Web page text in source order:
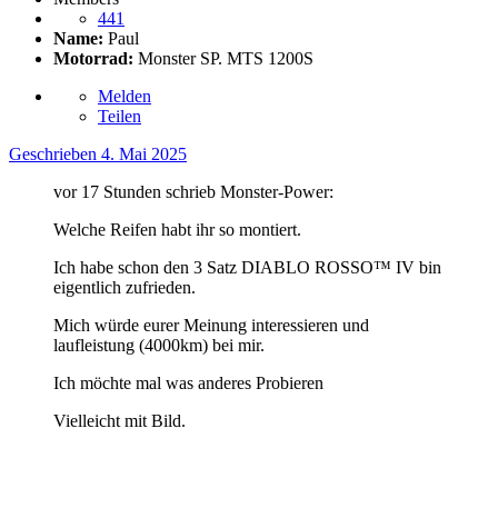
441
Name: Paul
Motorrad: Monster SP. MTS 1200S
Melden
Teilen
Geschrieben 4. Mai 2025
vor 17 Stunden schrieb Monster-Power:
Welche Reifen habt ihr so montiert.
Ich habe schon den 3 Satz DIABLO ROSSO™ IV bin
eigentlich zufrieden.
Mich würde eurer Meinung interessieren und
laufleistung (4000km) bei mir.
Ich möchte mal was anderes Probieren
Vielleicht mit Bild.